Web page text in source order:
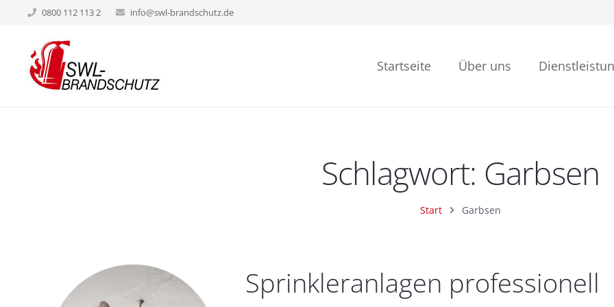
0800 112 113 2 info@swl-brandschutz.de
Startseite Über uns
Schlagwort: Garbsen
Start Garbsen
Sprinkleranlagen professionell